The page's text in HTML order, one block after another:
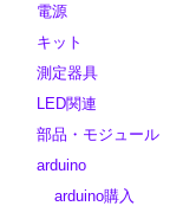
電源
キット
測定器具
LED関連
部品・モジュール
arduino
arduino購入